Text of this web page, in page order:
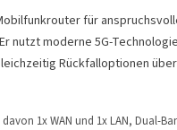
für
nutzt moderne 5G-
Rückfalloptionen über
1x WAN und 1x LAN, Dual-